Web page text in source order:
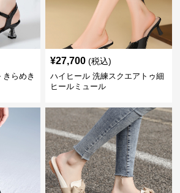
らめき
¥27,700 (税込)
ハイヒール 洗練スクエアトゥ細
ヒールミュール